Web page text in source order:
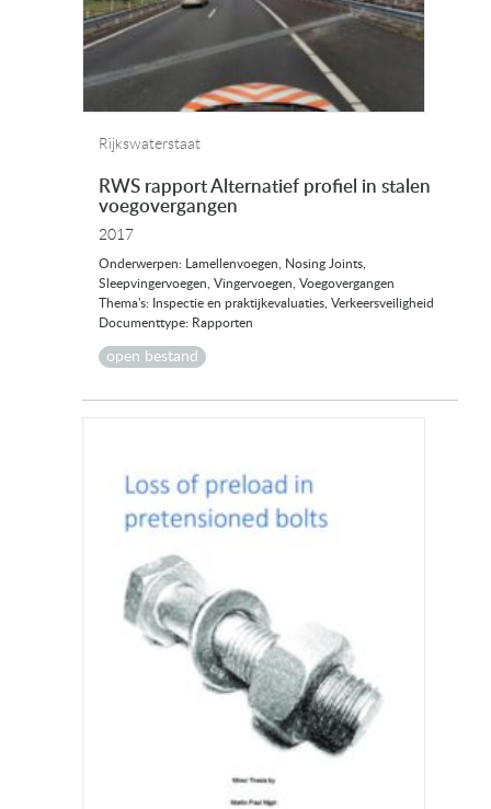
Rijkswaterstaat
RWS rapport Alternatief profiel in stalen
voegovergangen
2017
Onderwerpen: Lamellenvoegen, Nosing Joints,
Sleepvingervoegen, Vingervoegen, Voegovergangen
Thema's: Inspectie en praktijkevaluaties, Verkeersveiligheid
Documenttype: Rapporten
open bestand